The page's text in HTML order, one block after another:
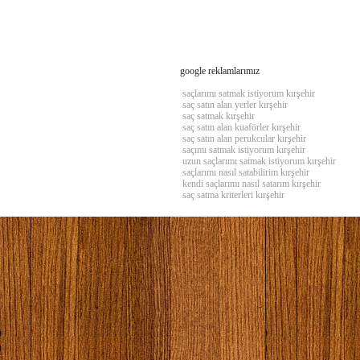
google reklamlarımız
saçlarımı satmak istiyorum kırşehir
saç satın alan yerler kırşehir
saç satmak kırşehir
saç satın alan kuaförler kırşehir
saç satın alan perukcular kırşehir
saçımı satmak istiyorum kırşehir
uzun saçlarımı satmak istiyorum kırşehir
saçlarımı nasıl satabilirim kırşehir
kendi saçlarımı nasıl satarım kırşehir
saç satma kriterleri kırşehir